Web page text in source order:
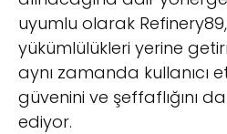
uyumlu olarak
yükümlülükleri yerine
aynı zamanda kullanıcı
güvenini ve şeffaflığını da
ediyor.